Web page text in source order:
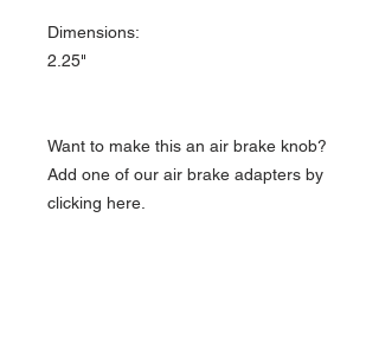
Dimensions:
2.25"
Want to make this an air brake knob?
Add one of our air brake adapters by
clicking here.